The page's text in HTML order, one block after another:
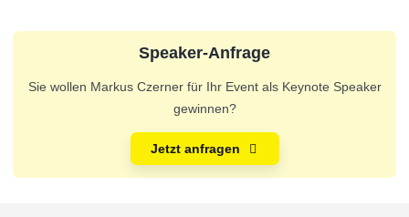
Speaker-Anfrage
Sie wollen Markus Czerner für Ihr Event als Keynote Speaker
gewinnen?
Jetzt anfragen